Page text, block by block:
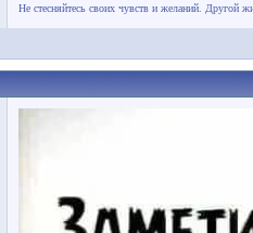
Не стесняйтесь своих чувств и желаний. Другой